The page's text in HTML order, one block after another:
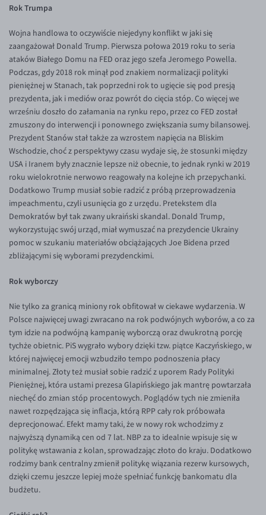
Rok Trumpa
Wojna handlowa to oczywiście niejedyny konflikt w jaki się
zaangażował Donald Trump. Pierwsza połowa 2019 roku to seria
ataków Białego Domu na FED oraz jego szefa Jeromego Powella.
Podczas, gdy 2018 rok minął pod znakiem normalizacji polityki
pieniężnej w Stanach, tak poprzedni rok to ugięcie się pod presją
prezydenta, jak i mediów oraz powrót do cięcia stóp. Co więcej we
wrześniu doszło do załamania na rynku repo, przez co FED został
zmuszony do interwencji i ponownego zwiększania sumy bilansowej.
Prezydent Stanów stał także za wzrostem napięcia na Bliskim
Wschodzie, choć z perspektywy czasu wydaje się, że stosunki między
USA i Iranem były znacznie lepsze niż obecnie, to jednak rynki w 2019
roku wielokrotnie nerwowo reagowały na kolejne ich przepychanki.
Dodatkowo Trump musiał sobie radzić z próbą przeprowadzenia
impeachmentu, czyli usunięcia go z urzędu. Pretekstem dla
Demokratów był tak zwany ukraiński skandal. Donald Trump,
wykorzystując swój urząd, miał wymuszać na prezydencie Ukrainy
pomoc w szukaniu materiałów obciążających Joe Bidena przed
zbliżającymi się wyborami prezydenckimi.
Rok wyborczy
Nie tylko za granicą miniony rok obfitował w ciekawe wydarzenia. W
Polsce najwięcej uwagi zwracano na rok podwójnych wyborów, a co za
tym idzie na podwójną kampanię wyborczą oraz dwukrotną porcję
tychże obietnic. PiS wygrało wybory dzięki tzw. piątce Kaczyńskiego, w
której najwięcej emocji wzbudziło tempo podnoszenia płacy
minimalnej. Złoty też musiał sobie radzić z uporem Rady Polityki
Pieniężnej, która ustami prezesa Glapińskiego jak mantrę powtarzała
niechęć do zmian stóp procentowych. Poglądów tych nie zmieniła
nawet rozpędzająca się inflacja, którą RPP cały rok próbowała
deprecjonować. Efekt mamy taki, że w nowy rok wchodzimy z
najwyższą dynamiką cen od 7 lat. NBP za to idealnie wpisuje się w
politykę wstawania z kolan, sprowadzając złoto do kraju. Dodatkowo
rodzimy bank centralny zmienił politykę wiązania rezerw kursowych,
dzięki czemu jeszcze lepiej może spełniać funkcję bankomatu dla
budżetu.